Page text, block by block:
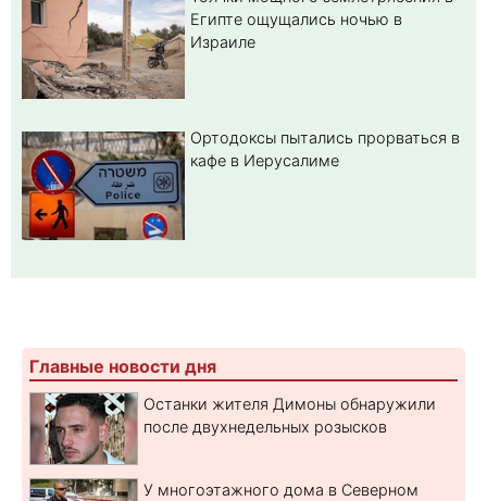
Египте ощущались ночью в
Израиле
Ортодоксы пытались прорваться в
кафе в Иерусалиме
Главные новости дня
Останки жителя Димоны обнаружили
после двухнедельных розысков
У многоэтажного дома в Северном